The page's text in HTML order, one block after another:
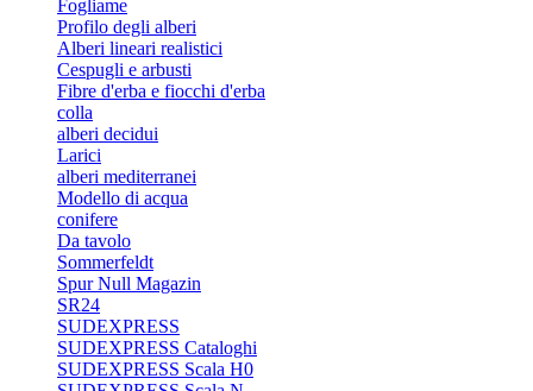
Fogliame
Profilo degli alberi
Alberi lineari realistici
Cespugli e arbusti
Fibre d'erba e fiocchi d'erba
colla
alberi decidui
Larici
alberi mediterranei
Modello di acqua
conifere
Da tavolo
Sommerfeldt
Spur Null Magazin
SR24
SUDEXPRESS
SUDEXPRESS Cataloghi
SUDEXPRESS Scala H0